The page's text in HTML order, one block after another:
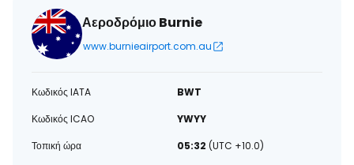
Αεροδρόμιο Burnie
www.burnieairport.com.au
Κωδικός IATA
BWT
Κωδικός ICAO
YWYY
Τοπική ώρα
05:32 (UTC +10.0)